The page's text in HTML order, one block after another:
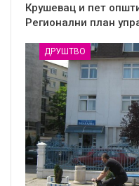
Крушевац и пет
Регионални план
ДРУШТВО